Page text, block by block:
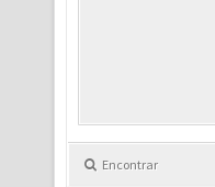
Encontrar